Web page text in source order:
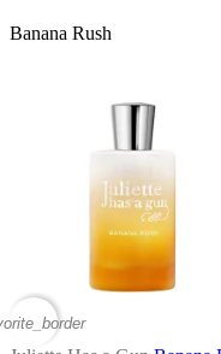
Banana Rush